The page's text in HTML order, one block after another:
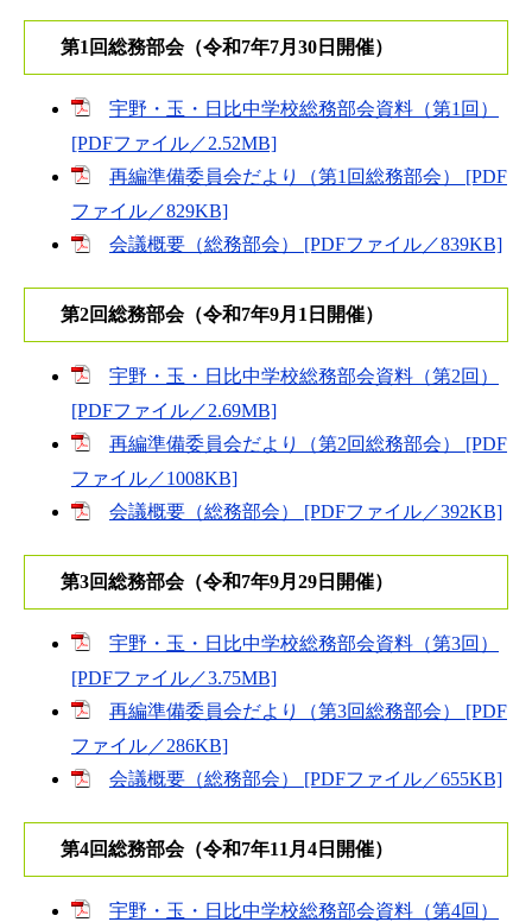
第1回総務部会（令和7年7月30日開催）
宇野・玉・日比中学校総務部会資料（第1回）
[PDFファイル／2.52MB]
再編準備委員会だより（第1回総務部会） [PDF
ファイル／829KB]
会議概要（総務部会） [PDFファイル／839KB]
第2回総務部会（令和7年9月1日開催）
宇野・玉・日比中学校総務部会資料（第2回）
[PDFファイル／2.69MB]
再編準備委員会だより（第2回総務部会） [PDF
ファイル／1008KB]
会議概要（総務部会） [PDFファイル／392KB]
第3回総務部会（令和7年9月29日開催）
宇野・玉・日比中学校総務部会資料（第3回）
[PDFファイル／3.75MB]
再編準備委員会だより（第3回総務部会） [PDF
ファイル／286KB]
会議概要（総務部会） [PDFファイル／655KB]
第4回総務部会（令和7年11月4日開催）
宇野・玉・日比中学校総務部会資料（第4回）